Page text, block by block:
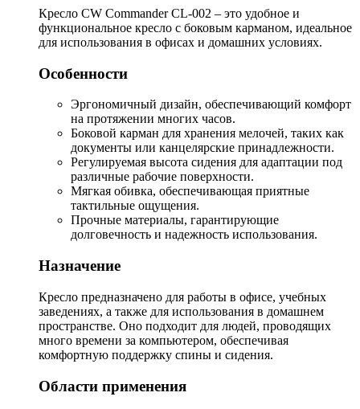
Кресло CW Commander CL-002 – это удобное и
функциональное кресло с боковым карманом, идеальное
для использования в офисах и домашних условиях.
Особенности
Эргономичный дизайн, обеспечивающий комфорт
на протяжении многих часов.
Боковой карман для хранения мелочей, таких как
документы или канцелярские принадлежности.
Регулируемая высота сидения для адаптации под
различные рабочие поверхности.
Мягкая обивка, обеспечивающая приятные
тактильные ощущения.
Прочные материалы, гарантирующие
долговечность и надежность использования.
Назначение
Кресло предназначено для работы в офисе, учебных
заведениях, а также для использования в домашнем
пространстве. Оно подходит для людей, проводящих
много времени за компьютером, обеспечивая
комфортную поддержку спины и сидения.
Области применения